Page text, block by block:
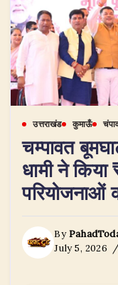
उत्तराखंड कुमाऊँ
चम्पावत
धामी ने किया
परियोजनाओं
By
July 5, 2026